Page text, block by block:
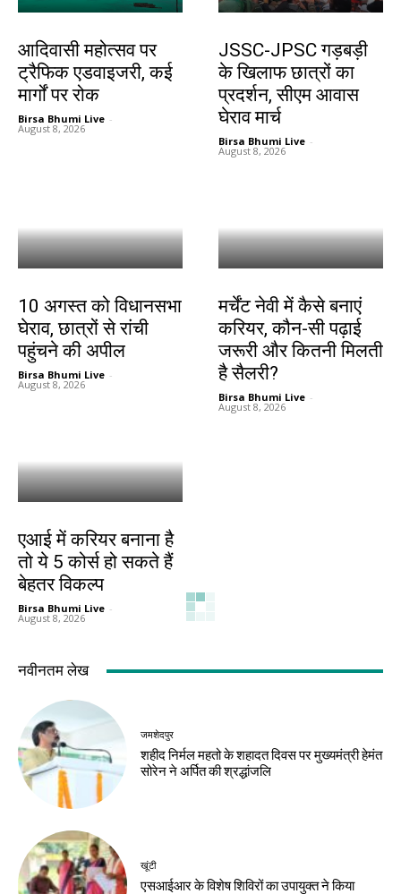
आदिवासी महोत्सव पर
ट्रैफिक एडवाइजरी, कई
मार्गों पर रोक
Birsa Bhumi Live -
August 8, 2026
JSSC-JPSC गड़बड़ी
के खिलाफ छात्रों का
प्रदर्शन, सीएम आवास
घेराव मार्च
Birsa Bhumi Live -
August 8, 2026
10 अगस्त को विधानसभा
घेराव, छात्रों से रांची
पहुंचने की अपील
Birsa Bhumi Live -
August 8, 2026
मर्चेंट नेवी में कैसे बनाएं
करियर, कौन-सी पढ़ाई
जरूरी और कितनी मिलती
है सैलरी?
Birsa Bhumi Live -
August 8, 2026
एआई में करियर बनाना है
तो ये 5 कोर्स हो सकते हैं
बेहतर विकल्प
Birsa Bhumi Live -
August 8, 2026
नवीनतम लेख
जमशेदपुर
शहीद निर्मल महतो के शहादत दिवस पर मुख्यमंत्री हेमंत
सोरेन ने अर्पित की श्रद्धांजलि
खूंटी
एसआईआर के विशेष शिविरों का उपायुक्त ने किया